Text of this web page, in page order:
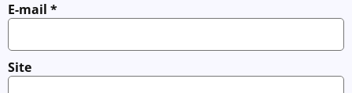
E-mail *
Site